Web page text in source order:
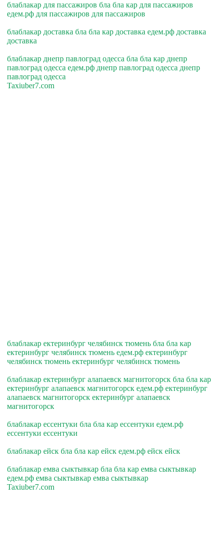
блаблакар для пассажиров бла бла кар для пассажиров
едем.рф для пассажиров для пассажиров
блаблакар доставка бла бла кар доставка едем.рф доставка
доставка
блаблакар днепр павлоград одесса бла бла кар днепр
павлоград одесса едем.рф днепр павлоград одесса днепр
павлоград одесса
Taxiuber7.com
блаблакар ектеринбург челябинск тюмень бла бла кар
ектеринбург челябинск тюмень едем.рф ектеринбург
челябинск тюмень ектеринбург челябинск тюмень
блаблакар ектеринбург алапаевск магнитогорск бла бла кар
ектеринбург алапаевск магнитогорск едем.рф ектеринбург
алапаевск магнитогорск ектеринбург алапаевск
магнитогорск
блаблакар ессентуки бла бла кар ессентуки едем.рф
ессентуки ессентуки
блаблакар ейск бла бла кар ейск едем.рф ейск ейск
блаблакар емва сыктывкар бла бла кар емва сыктывкар
едем.рф емва сыктывкар емва сыктывкар
Taxiuber7.com